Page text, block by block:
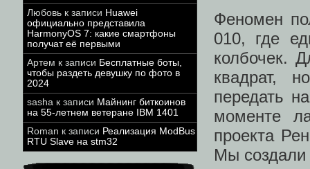
Любовь к записи Huawei
официально представила
HarmonyOS 7: какие смартфоны
получат её первыми
Артем к записи Бесплатные боты,
чтобы раздеть девушку по фото в
2024
sasha к записи Майнинг биткоинов
на 55-летнем ветеране IBM 1401
Roman к записи Реализация ModBus
RTU Slave на stm32
Феномен
010, где
колбочек.
квадрат,
передать
моменте
проекта
Мы создали